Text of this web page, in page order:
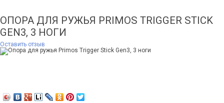
ОПОРА ДЛЯ РУЖЬЯ PRIMOS TRIGGER STICK
GEN3, 3 НОГИ
Оставить отзыв